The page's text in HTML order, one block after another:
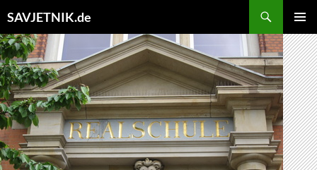
SAVJETNIK.de
TO
CONTENT